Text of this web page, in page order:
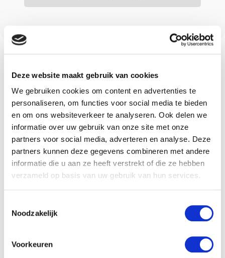
Deze website maakt gebruik van cookies
We gebruiken cookies om content en advertenties te
personaliseren, om functies voor social media te bieden
en om ons websiteverkeer te analyseren. Ook delen we
informatie over uw gebruik van onze site met onze
partners voor social media, adverteren en analyse. Deze
partners kunnen deze gegevens combineren met andere
informatie die u aan ze heeft verstrekt of die ze hebben
verzameld op basis van uw gebruik van hun services.
Noodzakelijk
Voorkeuren
Omschrijving
Mug with cover His
grace is sufficient
capaciteit; 520 ml. Wordt geleverd met keramieken deksel